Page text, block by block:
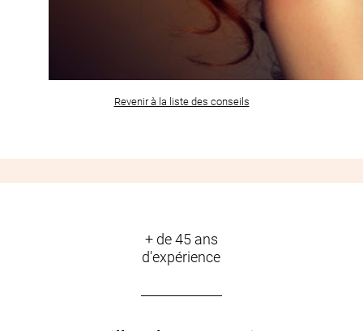
Revenir à la liste des conseils
+ de 45 ans
d'expérience